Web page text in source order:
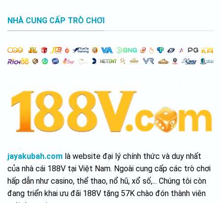
NHÀ CUNG CẤP TRÒ CHƠI
jayakubah.com là website đại lý chính thức và duy nhất
của nhà cái 188V tại Việt Nam. Ngoài cung cấp các trò chơi
hấp dẫn như casino, thể thao, nổ hũ, xổ số,... Chúng tôi còn
đang triển khai ưu đãi 188V tặng 57K chào đón thành viên